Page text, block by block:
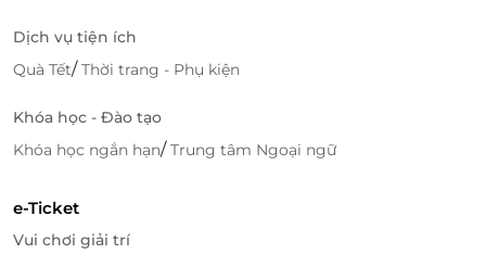
Dịch vụ tiện ích
Quà Tết/Thời trang - Phụ kiện
Khóa học - Đào tạo
Khóa học ngắn hạn/Trung tâm Ngoại ngữ
e-Ticket
Vui chơi giải trí